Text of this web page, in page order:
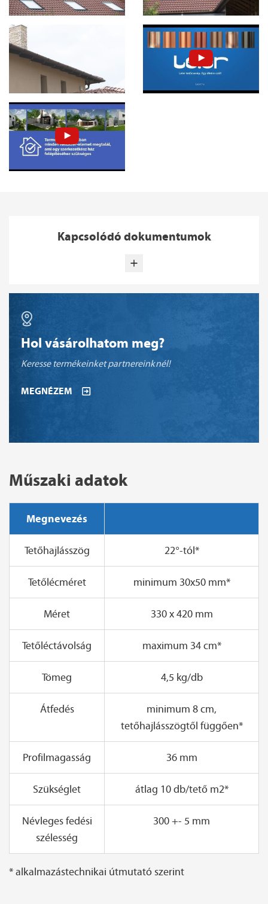
Kapcsolódó dokumentumok
Hol vásárolhatom meg?
Keresse termékeinket partnereinknél!
MEGNÉZEM
Műszaki adatok
Megnevezés
Tetőhajlásszög 22°-tól*
Tetőlécméret minimum 30x50 mm*
Méret 330 x 420 mm
Tetőléctávolság maximum 34 cm*
Tömeg 4,5 kg/db
Átfedés
minimum 8 cm,
tetőhajlásszögtől függően*
Profilmagasság 36 mm
Szükséglet átlag 10 db/tető m2*
Névleges fedési
szélesség
300 +- 5 mm
* alkalmazástechnikai útmutató szerint